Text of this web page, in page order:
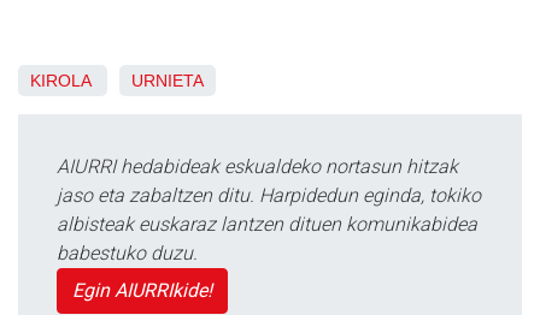
KIROLA URNIETA
AIURRI hedabideak eskualdeko nortasun hitzak
jaso eta zabaltzen ditu. Harpidedun eginda, tokiko
albisteak euskaraz lantzen dituen komunikabidea
babestuko duzu.
Egin AIURRIkide!